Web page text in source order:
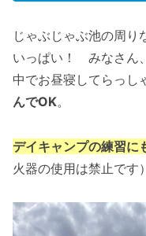
じゃぶじゃぶ池の周り
いっぱい！ みなさん
中でお昼寝してらっし
んでOK。
デイキャンプの練習に
火器の使用は禁止です）